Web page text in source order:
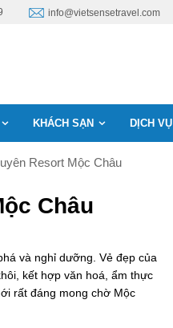
info@vietsensetravel.com
KHÁCH SẠN DỊCH VỤ
Resort Mộc Châu
Châu
và nghỉ dưỡng. Vẻ đẹp của
kết hợp văn hoá, ẩm thực
rất đáng mong chờ Mộc